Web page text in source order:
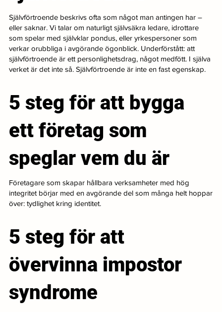
Självförtroende beskrivs ofta som något man antingen har –
eller saknar. Vi talar om naturligt självsäkra ledare, idrottare
som spelar med självklar pondus, eller yrkespersoner som
verkar orubbliga i avgörande ögonblick. Underförstått: att
självförtroende är ett personlighetsdrag, något medfött. I själva
verket är det inte så. Självförtroende är inte en fast egenskap.
5 steg för att bygga
ett företag som
speglar vem du är
Företagare som skapar hållbara verksamheter med hög
integritet börjar med en avgörande del som många helt hoppar
över: tydlighet kring identitet.
5 steg för att
övervinna impostor
syndrome